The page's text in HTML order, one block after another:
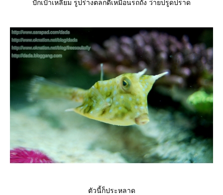
ปักเป้าเหลี่ยม รูปร่างตลกดีเหมือนรถถัง ว่ายปรูดปราด
ตัวนี้ก็ประหลาด